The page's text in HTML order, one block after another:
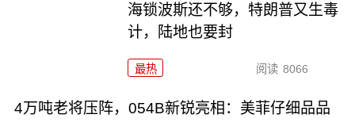
海锁波斯还不够，特朗普又生毒
计，陆地也要封
最热 阅读 8066
4万吨老将压阵，054B新锐亮相：美菲仔细品品